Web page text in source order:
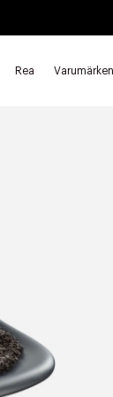
Rea Varumärken